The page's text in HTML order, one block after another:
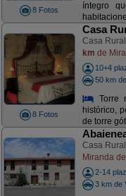
8 Fotos
íntegro
8 Fotos
Casa
Casa
km de
10+4
50 km
Torre
histórico,
de torre
Casa
Miranda
2-14
3 km de